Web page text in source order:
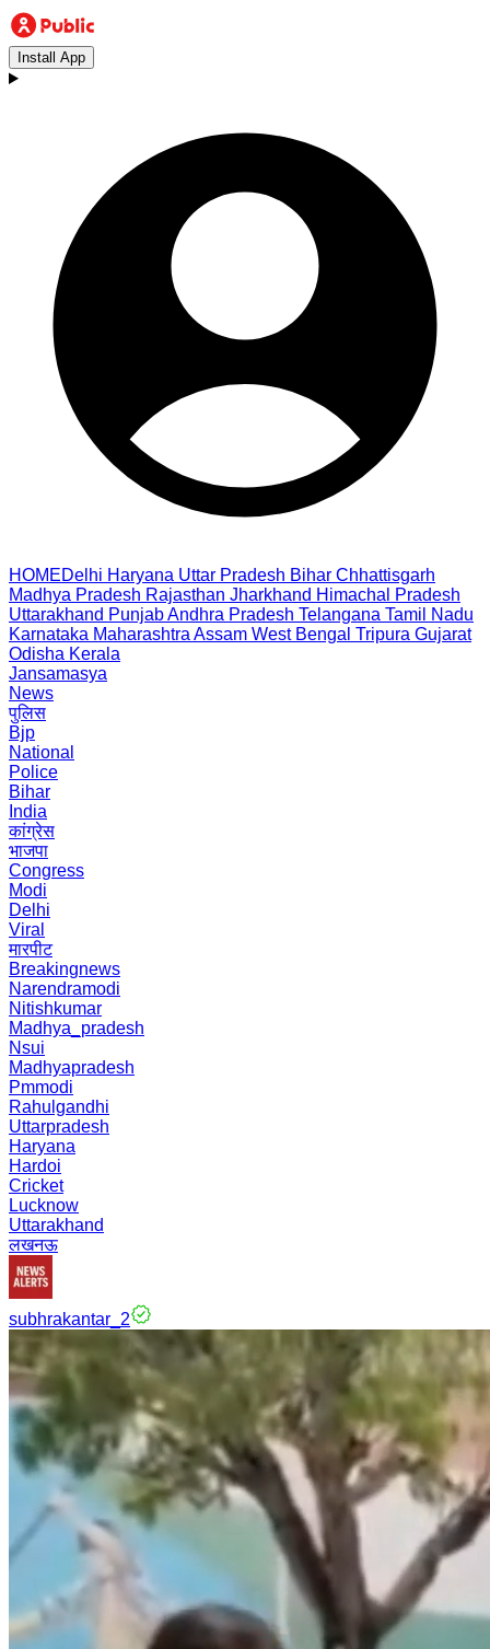
Install App
HOMEDelhi Haryana Uttar Pradesh Bihar Chhattisgarh
Madhya Pradesh Rajasthan Jharkhand Himachal Pradesh
Uttarakhand PunjabAndhra Pradesh Telangana Tamil Nadu
Karnataka Maharashtra Assam West Bengal Tripura Gujarat
Odisha Kerala
Jansamasya
News
पुलिस
Bjp
National
Police
Bihar
India
कांग्रेस
भाजपा
Congress
Modi
Delhi
Viral
मारपीट
Breakingnews
Narendramodi
Nitishkumar
Madhya_pradesh
Nsui
Madhyapradesh
Pmmodi
Rahulgandhi
Uttarpradesh
Haryana
Hardoi
Cricket
Lucknow
Uttarakhand
लखनऊ
subhrakantar_2